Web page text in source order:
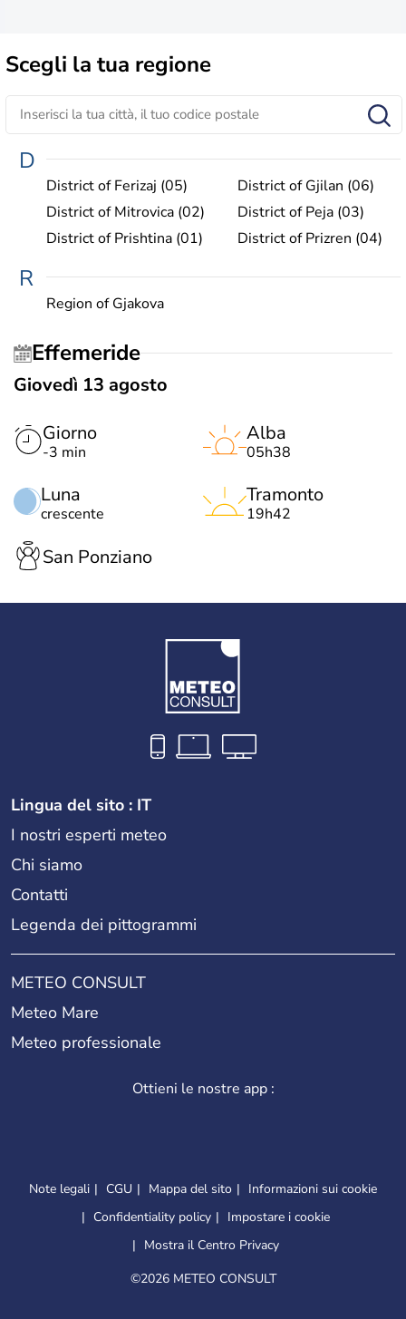
Scegli la tua regione
D
District of Ferizaj (05)
District of Gjilan (06)
District of Mitrovica (02)
District of Peja (03)
District of Prishtina (01)
District of Prizren (04)
R
Region of Gjakova
Effemeride
Giovedì 13 agosto
Giorno
-3 min
Luna
crescente
Alba
05h38
Tramonto
19h42
San Ponziano
Lingua del sito : IT
I nostri esperti meteo
Chi siamo
Contatti
Legenda dei pittogrammi
METEO CONSULT
Meteo Mare
Meteo professionale
Ottieni le nostre app :
Note legali CGU Mappa del sito
Informazioni sui cookie
Confidentiality policy
Impostare i cookie
Mostra il Centro Privacy
©2026 METEO CONSULT